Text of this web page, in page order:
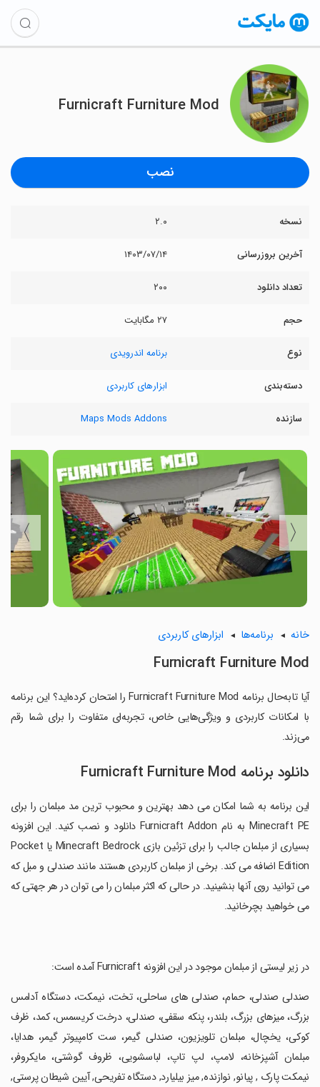
Furnicraft Furniture Mod
نصب
نسخه ۲.۰
آخرین بروزرسانی ۱۴۰۳/۰۷/۱۴
تعداد دانلود ۲۰۰
حجم ۲۷ مگابایت
نوع برنامه اندرویدی
دسته‌بندی ابزارهای کاربردی
سازنده Maps Mods Addons
〈
〉
خانه برنامه‌ها ابزارهای کاربردی
Furnicraft Furniture Mod
آیا تابه‌حال برنامه Furnicraft Furniture Mod را امتحان کرده‌اید؟ این برنامه
با امکانات کاربردی و ویژگی‌هایی خاص، تجربه‌ای متفاوت را برای شما رقم
می‌زند.
دانلود برنامه Furnicraft Furniture Mod
این برنامه به شما امکان می دهد بهترین و محبوب ترین مد مبلمان را برای
Minecraft PE به نام Furnicraft Addon دانلود و نصب کنید. این افزونه
بسیاری از مبلمان جالب را برای تزئین بازی Minecraft Bedrock یا Pocket
Edition اضافه می کند. برخی از مبلمان کاربردی هستند مانند صندلی و مبل که
می توانید روی آنها بنشینید. در حالی که اکثر مبلمان را می توان در هر جهتی که
می خواهید بچرخانید.
‏در زیر لیستی از مبلمان موجود در این افزونه Furnicraft آمده است:
‏صندلی صندلی، حمام، صندلی های ساحلی، تخت، نیمکت، دستگاه آدامس
بزرگ، میزهای بزرگ، بلندر، پنکه سقفی، صندلی، درخت کریسمس، کمد، ظرف
کوکی، یخچال، مبلمان تلویزیون، صندلی گیمر، ست کامپیوتر گیمر، هدایا،
مبلمان آشپزخانه، لامپ، لپ تاپ، لباسشویی، ظروف گوشتی، مایکروفر،
نیمکت پارک , پیانو, نوازنده, میز بیلیارد, دستگاه تفریحی, آیین شیطان پرستی,